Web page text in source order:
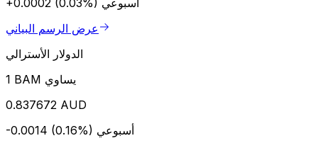
عرض الرسم البياني
الدولار الأسترالي
1 BAM يساوي
0.837672 AUD
-0.0014 (0.16%) أسبوعي